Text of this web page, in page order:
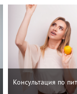
Консультация по